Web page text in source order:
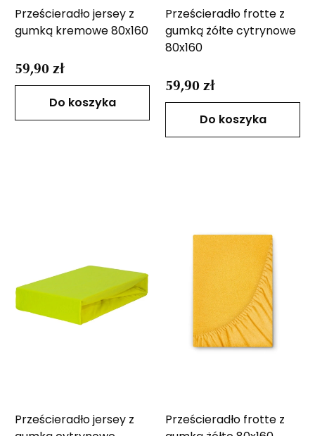
Prześcieradło jersey z
gumką kremowe 80x160
59,90 zł
Do koszyka
Prześcieradło frotte z
gumką żółte cytrynowe
80x160
59,90 zł
Do koszyka
Prześcieradło jersey z
Prześcieradło frotte z